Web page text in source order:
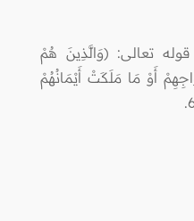
تعالى: (وَالَّذِينَ هُمْ
أَوْ مَا مَلَكَتْ أَيْمَانُهُمْ